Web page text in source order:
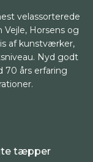
velassorterede
Horsens og
af kunstværker,
Nyd godt
70 års erfaring
tæpper